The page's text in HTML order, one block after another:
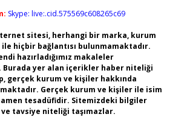
Skype: live:.cid.575569c608265c69
sitesi, herhangi bir marka, kurum
hiçbir bağlantısı bulunmamaktadır.
hazırladığımız makaleler
Burada yer alan içerikler haber niteliği
gerçek kurum ve kişiler hakkında
Gerçek kurum ve kişiler ile isim
tesadüfidir. Sitemizdeki bilgiler
tavsiye niteliği taşımazlar.